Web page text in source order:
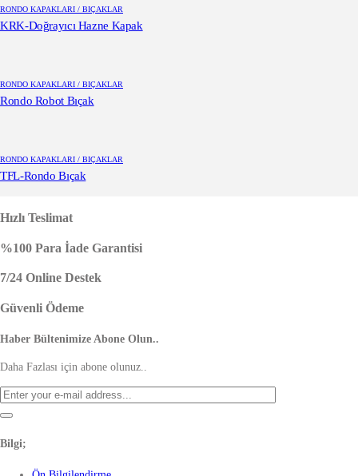
RONDO KAPAKLARI / BIÇAKLAR
KRK-Doğrayıcı Hazne Kapak
RONDO KAPAKLARI / BIÇAKLAR
Rondo Robot Bıçak
RONDO KAPAKLARI / BIÇAKLAR
TFL-Rondo Bıçak
Hızlı Teslimat
%100 Para İade Garantisi
7/24 Online Destek
Güvenli Ödeme
Haber Bültenimize Abone Olun..
Daha Fazlası için abone olunuz..
Bilgi;